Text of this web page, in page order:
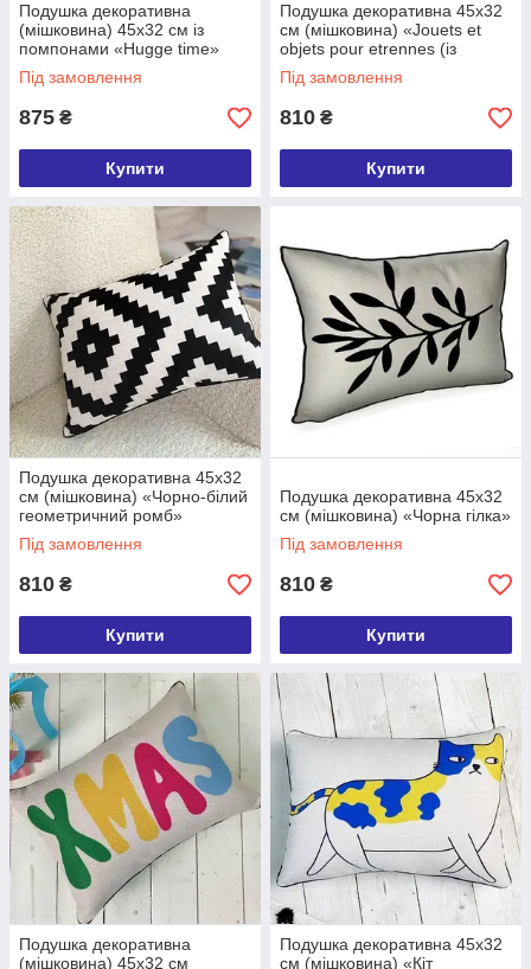
Подушка декоративна
(мішковина) 45х32 см із
помпонами «Hugge time»
Під замовлення
875 ₴
Купити
Подушка декоративна 45х32
см (мішковина) «Jouets et
objets pour etrennes (із
серіалу Friends (Друзі)»
Під замовлення
810 ₴
Купити
Подушка декоративна 45х32
см (мішковина) «Чорно-білий
геометричний ромб»
Під замовлення
810 ₴
Купити
Подушка декоративна 45х32
см (мішковина) «Чорна гілка»
Під замовлення
810 ₴
Купити
Подушка декоративна
(мішковина) 45х32 см
Подушка декоративна 45х32
см (мішковина) «Кіт